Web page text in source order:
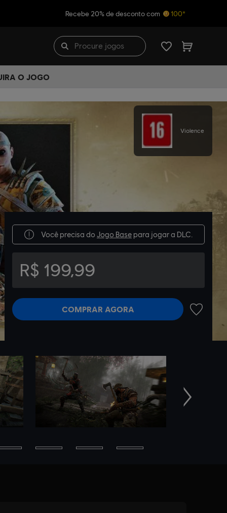
Recebe 20% de desconto com 100*
O JOGO
Violence
Você precisa do Jogo Base para jogar a DLC.
R$ 199,99
COMPRAR AGORA
Próximo